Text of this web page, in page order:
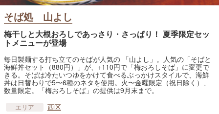
そば処 山よし
梅干しと大根おろしであっさり・さっぱり！ 夏季限定セッ
トメニューが登場
毎日製麺する打ち立てのそばが人気の 「山よし」。人気の「そばと
海鮮丼セット（880円）」が、+110円で「梅おろしそば」に変更で
きる。そばは冷たいつゆをかけて食べるぶっかけスタイルで、海鮮
丼は日替わりで5〜6種のネタを使用。火〜金曜限定（祝日除く）、
数量限定。「梅おろしそば」の提供は9月末まで。
エリア 西区